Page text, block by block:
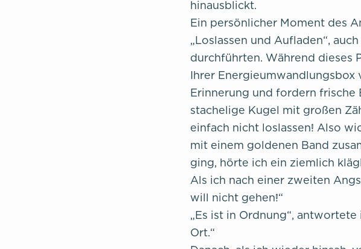
hinausblickt.
Ein persönlicher Moment des
„Loslassen und Aufladen“,
durchführten. Während dieses
Ihrer Energieumwandlungsbox
Erinnerung und fordern frische
stachelige Kugel mit großen
einfach nicht loslassen! Also
mit einem goldenen Band
ging, hörte ich ein ziemlich
Als ich nach einer zweiten
will nicht gehen!“
„Es ist in Ordnung“,
Ort.“